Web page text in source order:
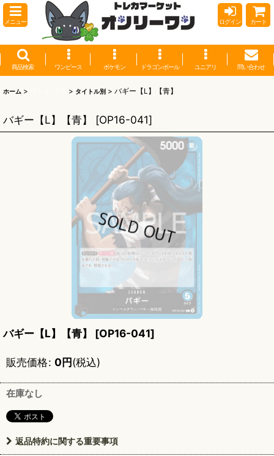
メニュー ログイン カート
商品検索 ワンピース ポケモン ドラゴンボール ユニアリ 問い合わせ
ホーム > > タイトル別 > バギー【L】【青】
バギー【L】【青】 [OP16-041]
バギー【L】【青】 [OP16-041]
販売価格: 0円(税込)
在庫なし
返品特約に関する重要事項